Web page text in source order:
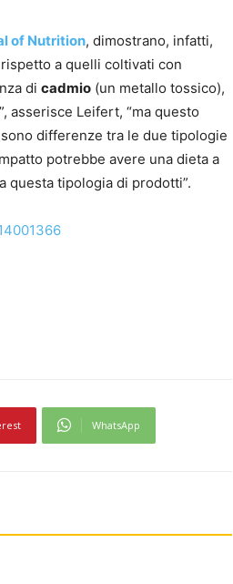
of Nutrition, dimostrano, infatti,
a quelli coltivati con
di cadmio (un metallo tossico),
asserisce Leifert, “ma questo
differenze tra le due tipologie
potrebbe avere una dieta a
questa tipologia di prodotti”.
WhatsApp